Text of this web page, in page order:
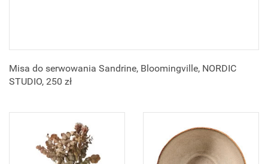
Misa do serwowania Sandrine, Bloomingville, NORDIC
STUDIO, 250 zł